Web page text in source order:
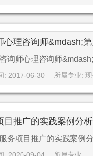
心理咨询师&mdash;
询师心理咨询师
: 2017-06-30 所属专业:
目推广的实践案例分析
务项目推广的实践案例